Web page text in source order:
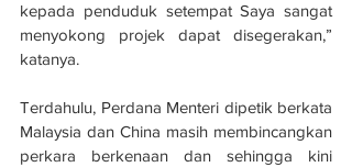
kepada penduduk setempat Saya sangat
menyokong projek dapat disegerakan,”
katanya.
Terdahulu, Perdana Menteri dipetik berkata
Malaysia dan China masih membincangkan
perkara berkenaan dan sehingga kini